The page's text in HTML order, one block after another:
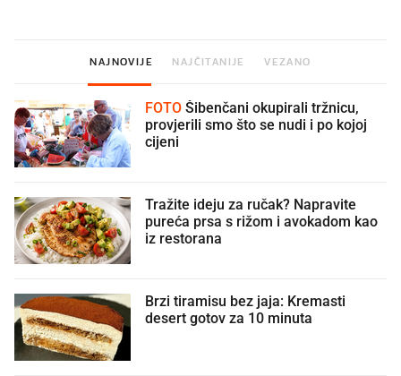
NAJNOVIJE NAJČITANIJE VEZANO
FOTO
provjerili smo što se nudi i po kojoj
cijeni
Tražite ideju za ručak? Napravite
pureća prsa s rižom i avokadom kao
iz restorana
Brzi tiramisu bez jaja: Kremasti
desert gotov za 10 minuta